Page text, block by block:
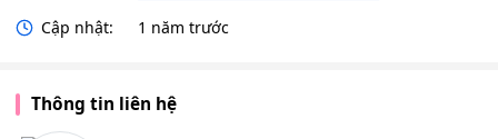
Cập nhật:
1 năm trước
Thông tin liên hệ